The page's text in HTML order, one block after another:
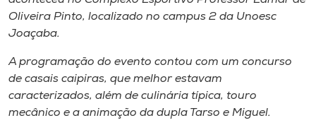
Editora
Rádio
Museu
Oliveira Pinto, localizado no campus 2 da Unoesc
Joaçaba.
A programação do evento contou com um concurso
de casais caipiras, que melhor estavam
caracterizados, além de culinária típica, touro
mecânico e a animação da dupla Tarso e Miguel.